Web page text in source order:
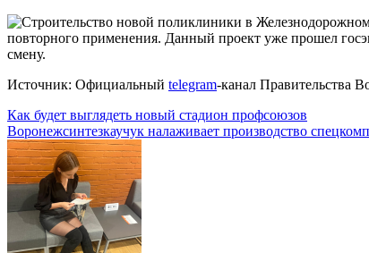
Источник: Официальный telegram-канал Правительства
Навигация
по
записям
Как будет выглядеть новый стадион профсоюзов
Воронежсинтезкаучук налаживает производство